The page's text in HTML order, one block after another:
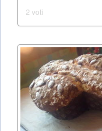
2 voti